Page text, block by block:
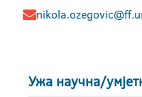
Ужа научна/